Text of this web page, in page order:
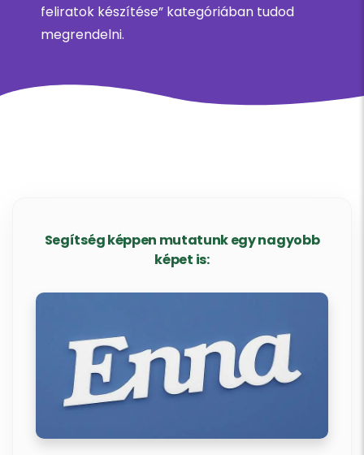
feliratok készítése” kategóriában tudod
megrendelni.
Segítség képpen mutatunk egy nagyobb
képet is: